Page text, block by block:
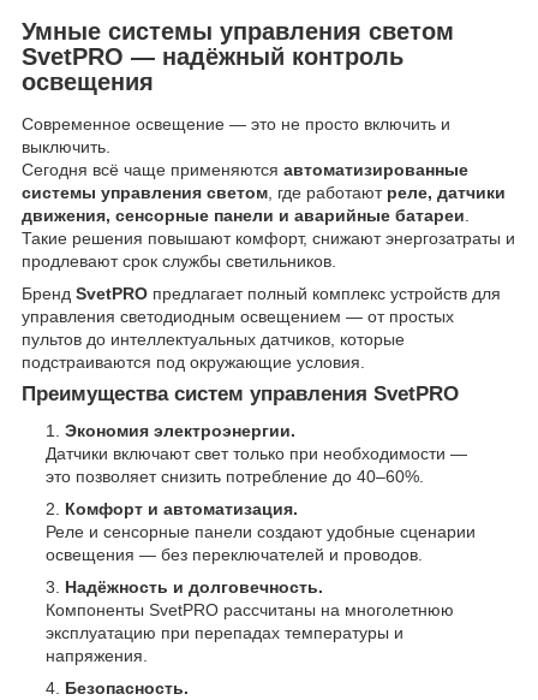
Умные системы управления светом
SvetPRO — надёжный контроль
освещения
Современное освещение — это не просто включить и
выключить.
Сегодня всё чаще применяются автоматизированные
системы управления светом, где работают реле, датчики
движения, сенсорные панели и аварийные батареи.
Такие решения повышают комфорт, снижают энергозатраты и
продлевают срок службы светильников.
Бренд SvetPRO предлагает полный комплекс устройств для
управления светодиодным освещением — от простых
пультов до интеллектуальных датчиков, которые
подстраиваются под окружающие условия.
Преимущества систем управления SvetPRO
Экономия электроэнергии.
Датчики включают свет только при необходимости —
это позволяет снизить потребление до 40–60%.
Комфорт и автоматизация.
Реле и сенсорные панели создают удобные сценарии
освещения — без переключателей и проводов.
Надёжность и долговечность.
Компоненты SvetPRO рассчитаны на многолетнюю
эксплуатацию при перепадах температуры и
напряжения.
Безопасность.